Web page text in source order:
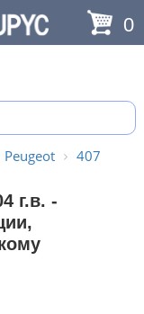
0
Peugeot 407
г.в. -